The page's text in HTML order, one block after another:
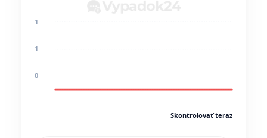
1
1
0
Skontrolovať teraz